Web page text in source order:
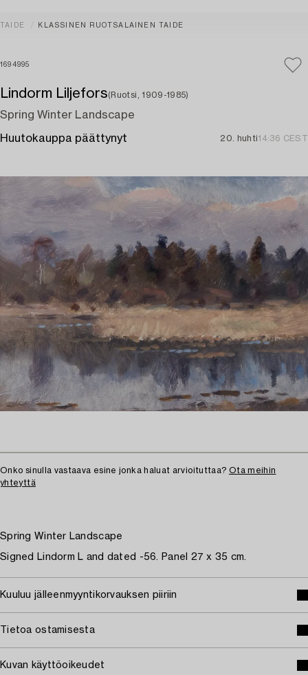
TAIDE KLASSINEN RUOTSALAINEN TAIDE
1694995
Lindorm Liljefors(Ruotsi, 1909-1985)
Spring Winter Landscape
Huutokauppa päättynyt 20. huhti14:36 CEST
Onko sinulla vastaava esine jonka haluat arvioituttaa? Ota meihin
yhteyttä
Spring Winter Landscape
Signed Lindorm L and dated -56. Panel 27 x 35 cm.
Kuuluu jälleenmyyntikorvauksen piiriin
Tietoa ostamisesta
Kuvan käyttöoikeudet